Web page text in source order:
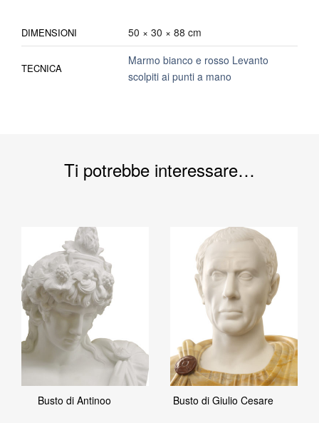
DIMENSIONI 50 × 30 × 88 cm
TECNICA
Marmo bianco e rosso Levanto
scolpiti ai punti a mano
Ti potrebbe interessare…
Busto di Antinoo Busto di Giulio Cesare